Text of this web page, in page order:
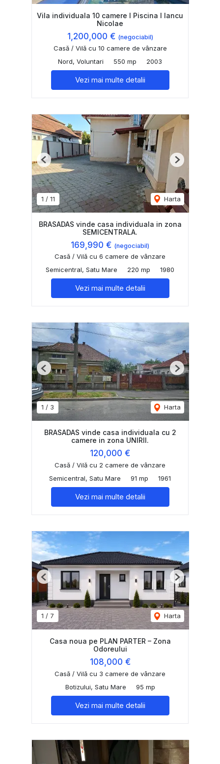
Vila individuala 10 camere I Piscina I Iancu
Nicolae
1,200,000 € (negociabil)
Casă / Vilă cu 10 camere de vânzare
Nord, Voluntari
550 mp 2003
Vezi mai multe detalii
1 / 11 Harta
Previous Next
BRASADAS vinde casa individuala in zona
SEMICENTRALA.
169,990 € (negociabil)
Casă / Vilă cu 6 camere de vânzare
Semicentral, Satu Mare
220 mp 1980
Vezi mai multe detalii
1 / 3 Harta
Previous Next
BRASADAS vinde casa individuala cu 2
camere in zona UNIRII.
120,000 €
Casă / Vilă cu 2 camere de vânzare
Semicentral, Satu Mare
91 mp 1961
Vezi mai multe detalii
1 / 7 Harta
Previous Next
Casa noua pe PLAN PARTER – Zona
Odoreului
108,000 €
Casă / Vilă cu 3 camere de vânzare
Botizului, Satu Mare
95 mp
Vezi mai multe detalii